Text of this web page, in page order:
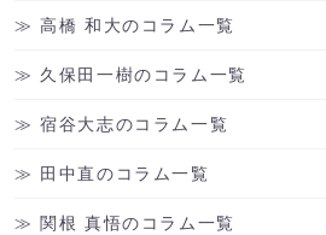
高橋 和大のコラム一覧
久保田一樹のコラム一覧
宿谷大志のコラム一覧
田中直のコラム一覧
関根 真悟のコラム一覧